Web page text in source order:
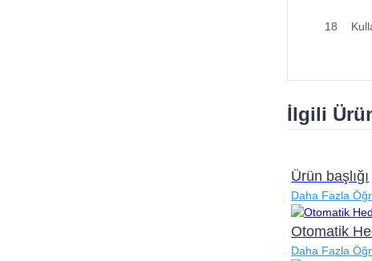
18
İlgili
Ürün başlığı
Daha Fazla
Otomatik
Daha Fazla